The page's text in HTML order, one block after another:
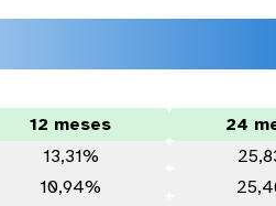
12 meses
13,31%
10,94%
24